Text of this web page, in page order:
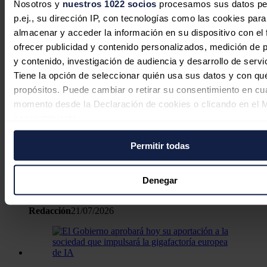
Nosotros y nuestros 1022 socios procesamos sus datos
p.ej., su dirección IP, con tecnologías como las cookies para
almacenar y acceder la información en su dispositivo con el
ofrecer publicidad y contenido personalizados, medición de
y contenido, investigación de audiencia y desarrollo de
Tiene la opción de seleccionar quién usa sus datos y con
propósitos. Puede cambiar o retirar su consentimiento en
momento desde la Declaración de cookies o clicando en el
Si lo permite, también quisiéramos:
Recopilar información sobre su ubicación geográfica
puede tener una precisión de varios metros
Identificar su dispositivo analizándolo activamente
características específicas (huellas digitales)
personales y establezca sus preferencias en lasección de
Puede cambiar o retirar su consentimiento en cualquier
Permitir todas
Denegar
El ITER, a toda máquina: dos tercios
del núcleo del tokamak ya están
instalados
Ramón Roca
La geotermia pide una estrategia
europea y un plan específico para
aprovechar su potencial
Redacción21/07/2026